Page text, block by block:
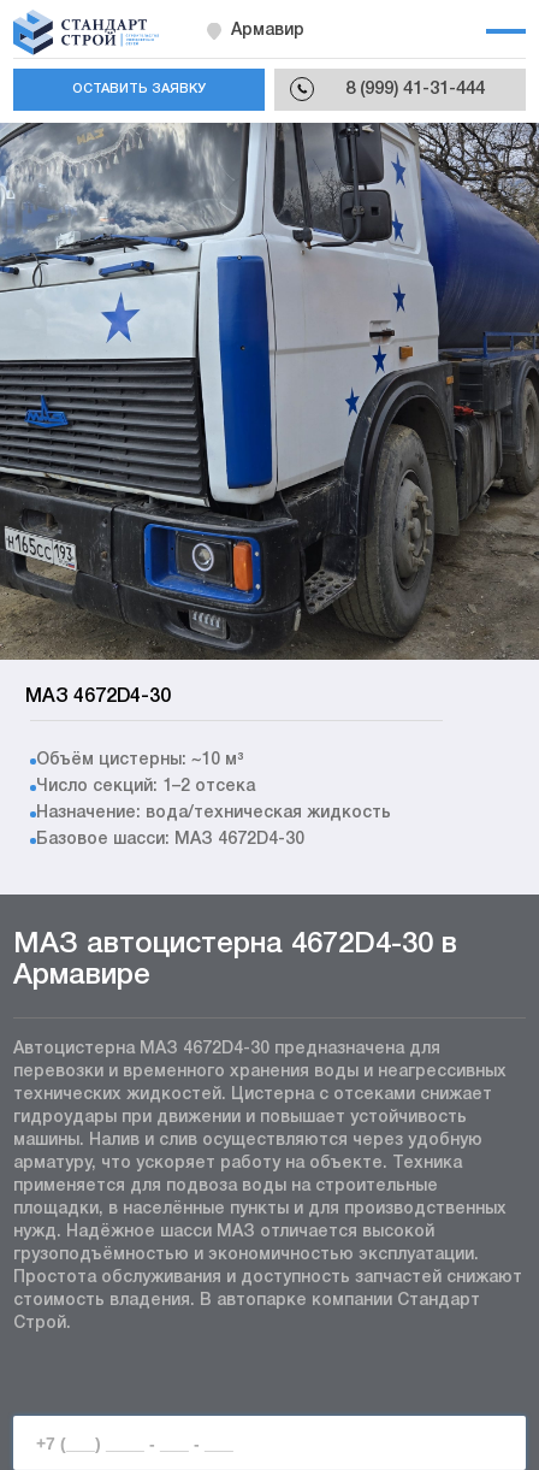
Армавир
8 (999) 41-31-444
ОСТАВИТЬ ЗАЯВКУ
МАЗ 4672D4-30
Объём цистерны: ~10 м³
Число секций: 1–2 отсека
Назначение: вода/техническая жидкость
Базовое шасси: МАЗ 4672D4-30
МАЗ автоцистерна 4672D4-30 в
Армавире
Автоцистерна МАЗ 4672D4-30 предназначена для
перевозки и временного хранения воды и неагрессивных
технических жидкостей. Цистерна с отсеками снижает
гидроудары при движении и повышает устойчивость
машины. Налив и слив осуществляются через удобную
арматуру, что ускоряет работу на объекте. Техника
применяется для подвоза воды на строительные
площадки, в населённые пункты и для производственных
нужд. Надёжное шасси МАЗ отличается высокой
грузоподъёмностью и экономичностью эксплуатации.
Простота обслуживания и доступность запчастей снижают
стоимость владения. В автопарке компании Стандарт
Строй.